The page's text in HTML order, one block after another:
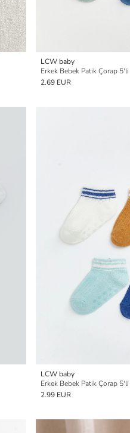
LCW baby
Erkek Bebek Patik Çorap 5'li
2.69 EUR
LCW baby
Erkek Bebek Patik Çorap 5'li
2.99 EUR